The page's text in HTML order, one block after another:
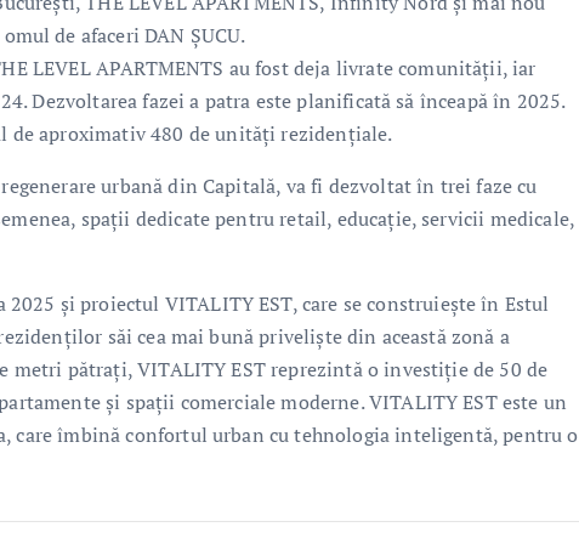
de afaceri DAN ȘUCU.
LEVEL APARTMENTS au fost deja livrate comunității, iar
Dezvoltarea fazei a patra este planificată să înceapă în 2025.
de aproximativ 480 de unități rezidențiale.
urbană din Capitală, va fi dezvoltat în trei faze cu
spații dedicate pentru retail, educație, servicii medicale,
2025 și proiectul VITALITY EST, care se construiește în Estul
săi cea mai bună priveliște din această zonă a
metri pătrați, VITALITY EST reprezintă o investiție de 50 de
și spații comerciale moderne. VITALITY EST este un
care îmbină confortul urban cu tehnologia inteligentă, pentru o